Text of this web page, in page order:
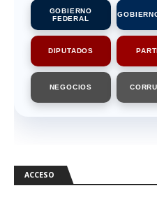
GOBIERNO
FEDERAL
DIPUTADOS
NEGOCIOS
ACCESO